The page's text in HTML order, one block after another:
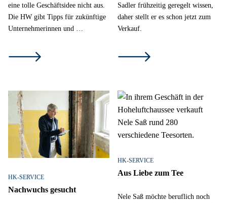
eine tolle Geschäftsidee nicht aus.
Die HW gibt Tipps für zukünftige
Unternehmerinnen und …
Sadler frühzeitig geregelt wissen,
daher stellt er es schon jetzt zum
Verkauf.
HK-SERVICE
Nachwuchs gesucht
HK-SERVICE
Aus Liebe zum Tee
Nele Saß möchte beruflich noch